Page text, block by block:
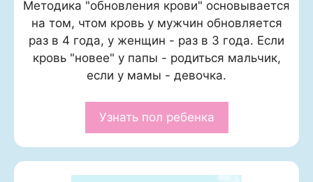
Методика "обновления крови" основывается
на том, чтом кровь у мужчин обновляется
раз в 4 года, у женщин - раз в 3 года. Если
кровь "новее" у папы - родиться мальчик,
если у мамы - девочка.
Узнать пол ребенка